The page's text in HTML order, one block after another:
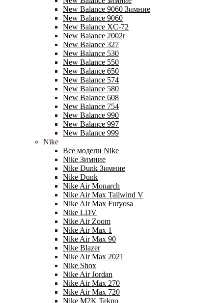
New Balance 9060 Зимние
New Balance 9060
New Balance XC-72
New Balance 2002r
New Balance 327
New Balance 530
New Balance 550
New Balance 650
New Balance 574
New Balance 580
New Balance 608
New Balance 754
New Balance 990
New Balance 997
New Balance 999
Nike
Все модели Nike
Nike Зимние
Nike Dunk Зимние
Nike Dunk
Nike Air Monarch
Nike Air Max Tailwind V
Nike Air Max Furyosa
Nike LDV
Nike Air Zoom
Nike Air Max 1
Nike Air Max 90
Nike Blazer
Nike Air Max 2021
Nike Shox
Nike Air Jordan
Nike Air Max 270
Nike Air Max 720
Nike M2K Tekno